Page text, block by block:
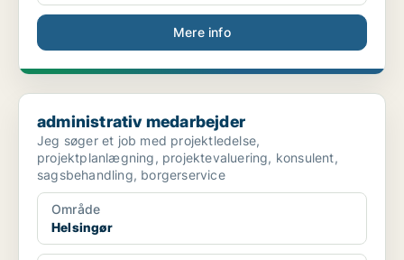
Mere info
administrativ medarbejder
administrativ medarbejder
Jeg søger et job med projektledelse,
projektplanlægning, projektevaluering, konsulent,
sagsbehandling, borgerservice
Område
Helsingør